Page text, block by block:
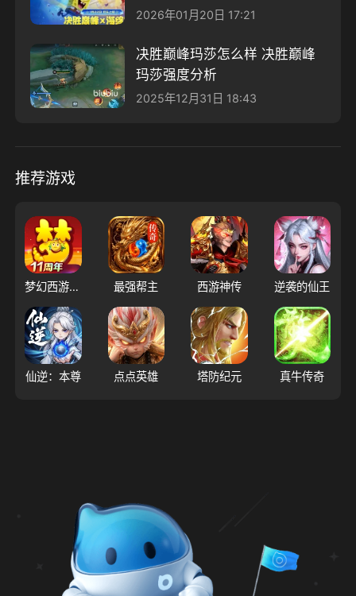
绍
2026年01月20日 17:21
决胜巅峰玛莎怎么样 决胜巅峰
玛莎强度分析
2025年12月31日 18:43
推荐游戏
梦幻西游（大陆服） 最强帮主 西游神传 逆袭的仙王
仙逆：本尊 点点英雄 塔防纪元 真牛传奇